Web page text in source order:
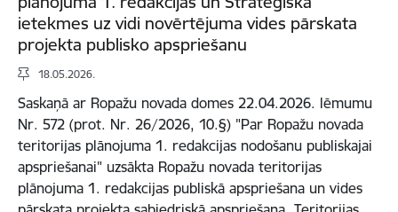
ietekmes uz vidi novērtējuma vides pārskata
projekta publisko apspriešanu
18.05.2026.
Saskaņā ar Ropažu novada domes 22.04.2026. lēmumu
Nr. 572 (prot. Nr. 26/2026, 10.§) "Par Ropažu novada
teritorijas plānojuma 1. redakcijas nodošanu publiskajai
apspriešanai" uzsākta Ropažu novada teritorijas
plānojuma 1. redakcijas publiskā apspriešana un vides